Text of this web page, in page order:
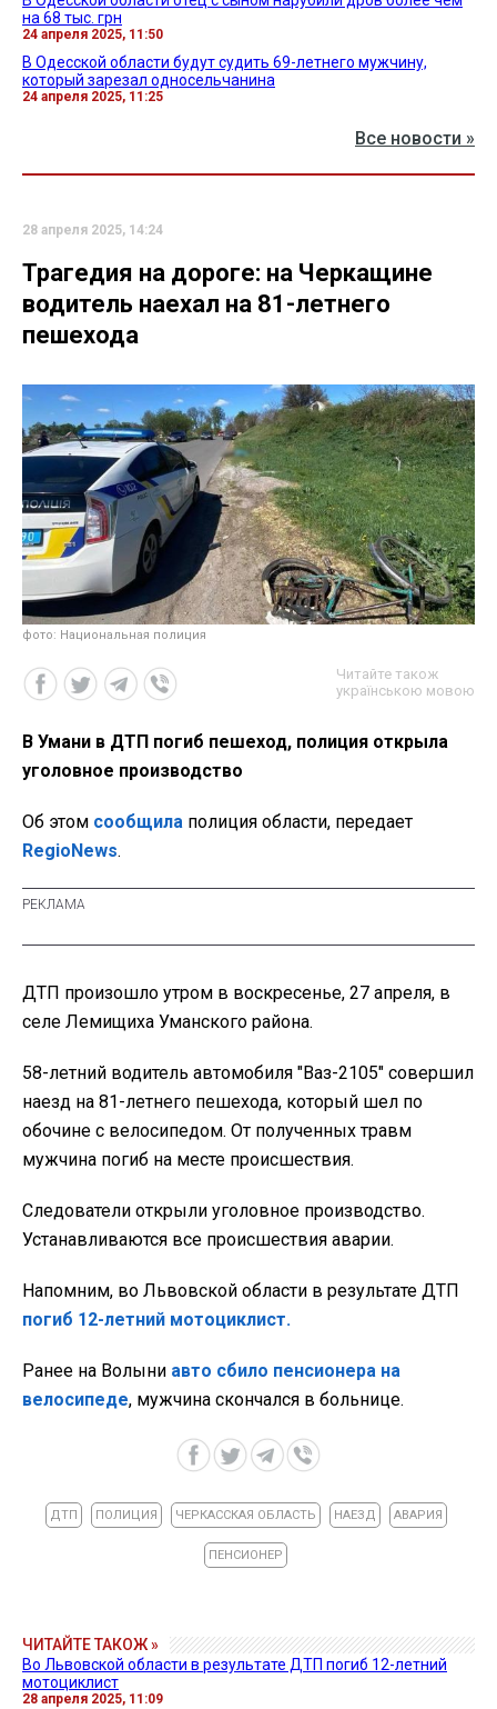
на 68 тыс. грн
24 апреля 2025, 11:50
В Одесской области будут судить 69-летнего мужчину,
который зарезал односельчанина
24 апреля 2025, 11:25
Все новости »
28 апреля 2025, 14:24
Трагедия на дороге: на Черкащине
водитель наехал на 81-летнего
пешехода
фото: Национальная полиция
Читайте також
українською мовою
В Умани в ДТП погиб пешеход, полиция открыла
уголовное производство
Об этом сообщила полиция области, передает
RegioNews.
ДТП произошло утром в воскресенье, 27 апреля, в
селе Лемищиха Уманского района.
58-летний водитель автомобиля "Ваз-2105" совершил
наезд на 81-летнего пешехода, который шел по
обочине с велосипедом. От полученных травм
мужчина погиб на месте происшествия.
Следователи открыли уголовное производство.
Устанавливаются все происшествия аварии.
Напомним, во Львовской области в результате ДТП
погиб 12-летний мотоциклист.
Ранее на Волыни авто сбило пенсионера на
велосипеде, мужчина скончался в больнице.
ДТП ПОЛИЦИЯ ЧЕРКАССКАЯ ОБЛАСТЬ НАЕЗД АВАРИЯ
ПЕНСИОНЕР
ЧИТАЙТЕ ТАКОЖ »
Во Львовской области в результате ДТП погиб 12-летний
мотоциклист
28 апреля 2025, 11:09